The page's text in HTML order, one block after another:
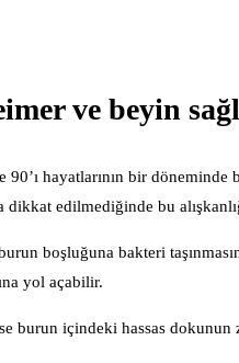
ve beyin
90’ı hayatlarının bir
edilmediğinde bu
boşluğuna bakteri
yol açabilir.
burun içindeki hassas dokunun